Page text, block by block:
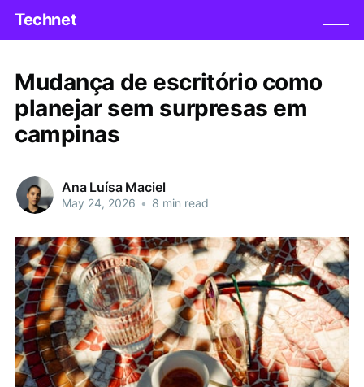
Technet
Mudança de escritório como
planejar sem surpresas em
campinas
Ana Luísa Maciel
May 24, 2026 • 8 min read